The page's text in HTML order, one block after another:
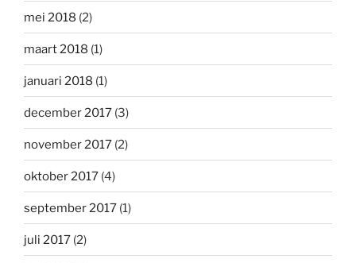
mei 2018 (2)
maart 2018 (1)
januari 2018 (1)
december 2017 (3)
november 2017 (2)
oktober 2017 (4)
september 2017 (1)
juli 2017 (2)